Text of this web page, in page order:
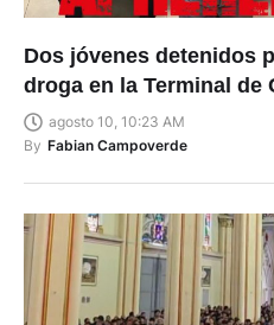
Dos jóvenes detenidos
droga en la Terminal de
agosto 10, 10:23 AM
By Fabian Campoverde